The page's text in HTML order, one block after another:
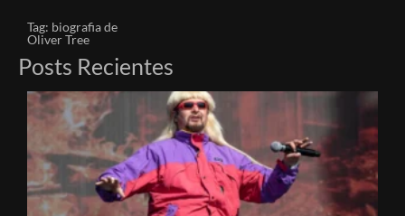
Tag: biografia de
Oliver Tree
Posts Recientes